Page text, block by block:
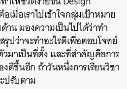
มื่อเราไปเข้าใจกลุ่มเป้าหมาย
าน มองความเป็นไปได้ว่าทำ
ปว่าจะทำอะไรดีเพื่อตอบโจทย์
วมาเป็นที่ตั้ง และที่สำคัญคือการ
ดีขึ้นอีก ถ้าวันหนึ่งการเรียนวิชา
ปรับตาม